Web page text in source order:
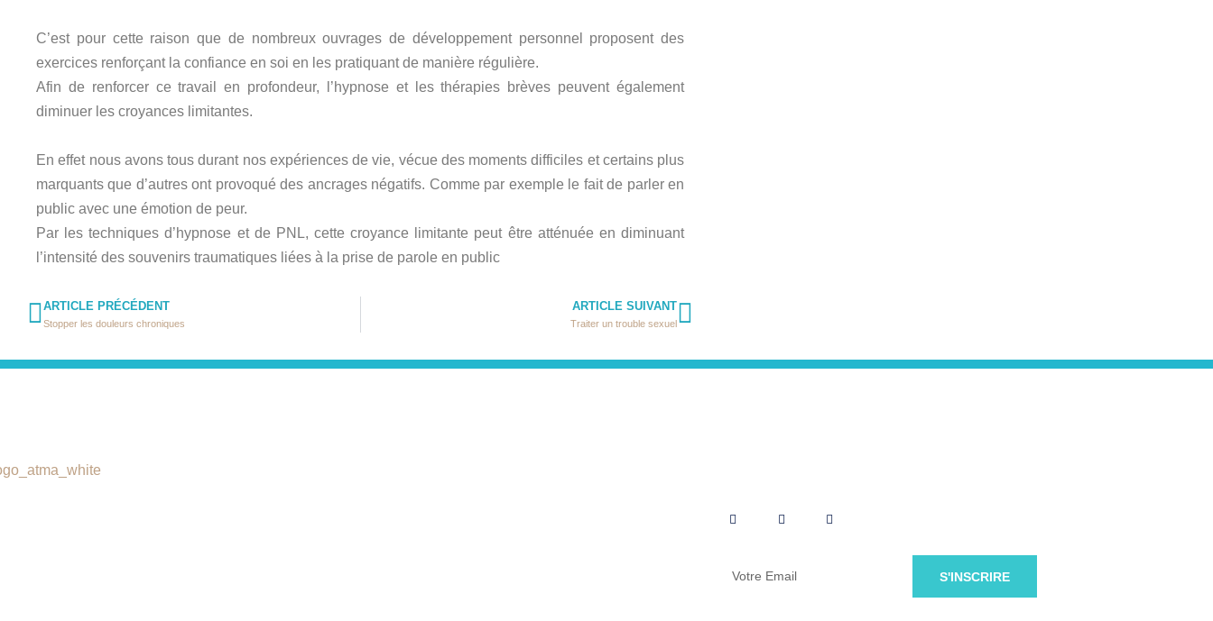
C’est pour cette raison que de nombreux ouvrages de développement personnel proposent des
exercices renforçant la confiance en soi en les pratiquant de manière régulière.
Afin de renforcer ce travail en profondeur, l’hypnose et les thérapies brèves peuvent également
diminuer les croyances limitantes.
En effet nous avons tous durant nos expériences de vie, vécue des moments difficiles et certains plus
marquants que d’autres ont provoqué des ancrages négatifs. Comme par exemple le fait de parler en
public avec une émotion de peur.
Par les techniques d’hypnose et de PNL, cette croyance limitante peut être atténuée en diminuant
l’intensité des souvenirs traumatiques liées à la prise de parole en public
ARTICLE PRÉCÉDENT
Stopper les douleurs chroniques
ARTICLE SUIVANT
Traiter un trouble sexuel
S'INSCRIRE